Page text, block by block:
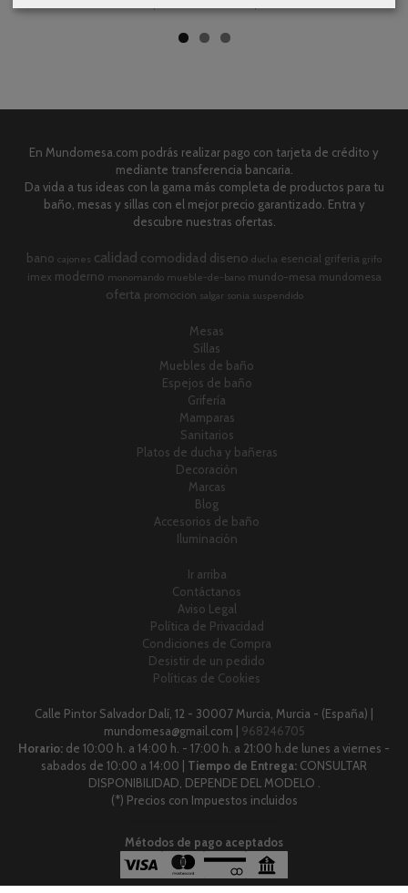
En Mundomesa.com podrás realizar pago con tarjeta de crédito y
mediante transferencia bancaria.
Da vida a tus ideas con la gama más completa de productos para tu
baño, mesas y sillas con el mejor precio garantizado. Entra y
descubre nuestras ofertas.
bano cajones calidad comodidad diseno ducha esencial griferia grifo
imex moderno monomando mueble-de-bano mundo-mesa mundomesa
oferta promocion salgar sonia suspendido
Mesas
Sillas
Muebles de baño
Espejos de baño
Grifería
Mamparas
Sanitarios
Platos de ducha y bañeras
Decoración
Marcas
Blog
Accesorios de baño
Iluminación
Ir arriba
Contáctanos
Aviso Legal
Política de Privacidad
Condiciones de Compra
Desistir de un pedido
Políticas de Cookies
Calle Pintor Salvador Dalí, 12 - 30007 Murcia, Murcia - (España) |
mundomesa@gmail.com | 968246705
Horario: de 10:00 h. a 14:00 h. - 17:00 h. a 21:00 h.de lunes a viernes -
sabados de 10:00 a 14:00 | Tiempo de Entrega: CONSULTAR
DISPONIBILIDAD, DEPENDE DEL MODELO .
(*) Precios con Impuestos incluidos
Métodos de pago aceptados